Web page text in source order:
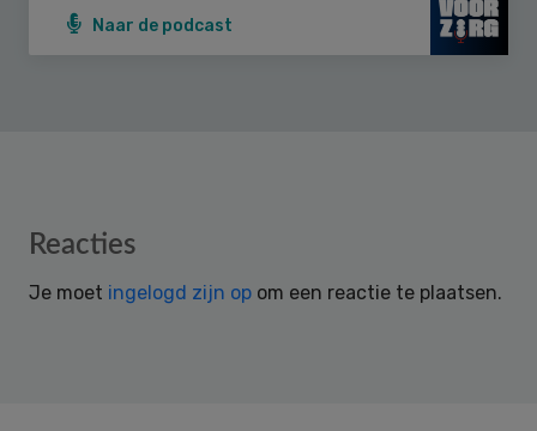
Naar de podcast
Reader
Reacties
Je moet ingelogd zijn op om een reactie te plaatsen.